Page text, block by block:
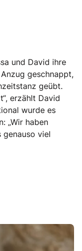
und David ihre
geschnappt,
geübt.
erzählt David
wurde es
„Wir haben
viel